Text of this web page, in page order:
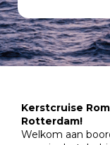
Kerstcruise
Rotterdam!
Welkom aan